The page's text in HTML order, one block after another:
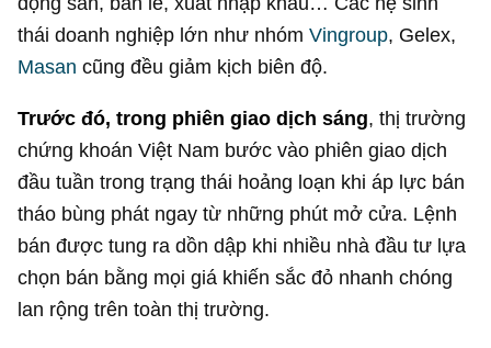
thái doanh nghiệp lớn như nhómVingroup, Gelex,
Masan cũng đều giảm kịch biên độ.
Trước đó, trong phiên giao dịch sáng, thị trường
chứng khoán Việt Nam bước vào phiên giao dịch
đầu tuần trong trạng thái hoảng loạn khi áp lực bán
tháo bùng phát ngay từ những phút mở cửa. Lệnh
bán được tung ra dồn dập khi nhiều nhà đầu tư lựa
chọn bán bằng mọi giá khiến sắc đỏ nhanh chóng
lan rộng trên toàn thị trường.